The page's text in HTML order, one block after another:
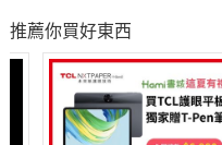
推薦你買好東西